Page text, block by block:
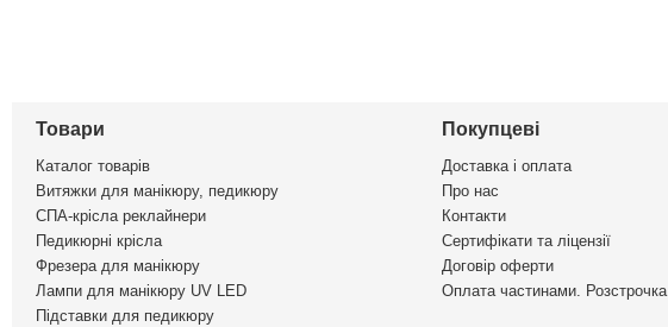
Товари
Каталог товарів
Витяжки для манікюру, педикюру
СПА-крісла реклайнери
Педикюрні крісла
Фрезера для манікюру
Лампи для манікюру UV LED
Підставки для педикюру
Покупцеві
Доставка і оплата
Про нас
Контакти
Сертифікати та ліцензії
Договір оферти
Оплата частинами. Розстрочка